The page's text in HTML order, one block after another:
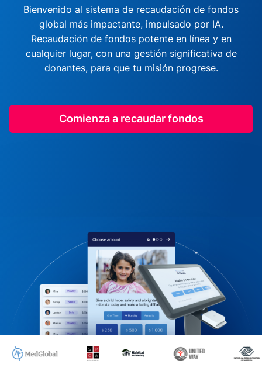
Bienvenido al sistema de recaudación de fondos
global más impactante, impulsado por IA.
Recaudación de fondos potente en línea y en
cualquier lugar, con una gestión significativa de
donantes, para que tu misión progrese.
Comienza a recaudar fondos